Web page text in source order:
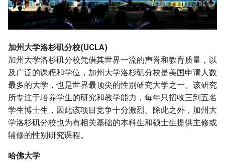
加州大学洛杉矶分校(UCLA)
加州大学洛杉矶分校凭借其世界一流的声誉和教育质量，以
及广泛的课程和学位，加州大学洛杉矶分校是美国申请人数
最多的大学，也是世界最顶尖的性别研究大学之一。该研究
所专注于培养学生的研究和教学能力，每年只招收三到五名
学生博士生，因此该项目竞争十分激烈。除此之外，加州大
学洛杉矶分校也为有相关基础的本科生和硕士生提供主修或
辅修的性别研究课程。
哈佛大学